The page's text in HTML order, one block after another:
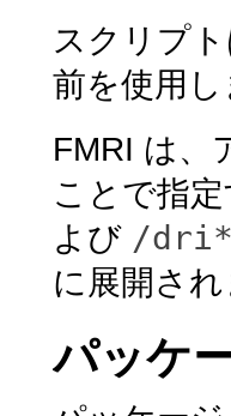
スクリプ
前を使用し
FMRI は、
ことで指
よび /
に展開され
パッケ